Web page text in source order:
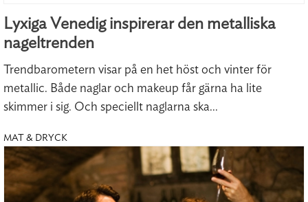
Lyxiga Venedig inspirerar den metalliska
nageltrenden
Trendbarometern visar på en het höst och vinter för
metallic. Både naglar och makeup får gärna ha lite
skimmer i sig. Och speciellt naglarna ska...
MAT & DRYCK